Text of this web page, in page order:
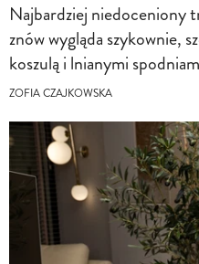
Najbardziej niedoceniony
znów wygląda szykownie,
koszulą i lnianymi
ZOFIA CZAJKOWSKA